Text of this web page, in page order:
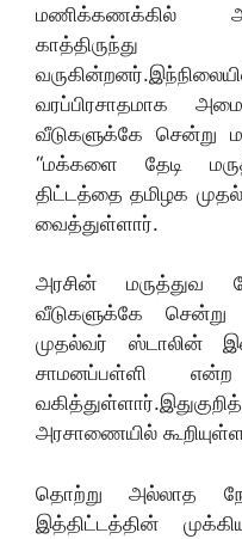
மணிக்கணக்கில்
வரப்பிரசாதமாக
வீடுகளுக்கே சென்று
“மக்களை தேடி
திட்டத்தை தமிழக
வைத்துள்ளார்.
அரசின் மருத்துவ
வீடுகளுக்கே
முதல்வர் ஸ்டாலின்
சாமனப்பள்ளி
அரசாணையில்
தொற்று அல்லாத
இத்திட்டத்தின்